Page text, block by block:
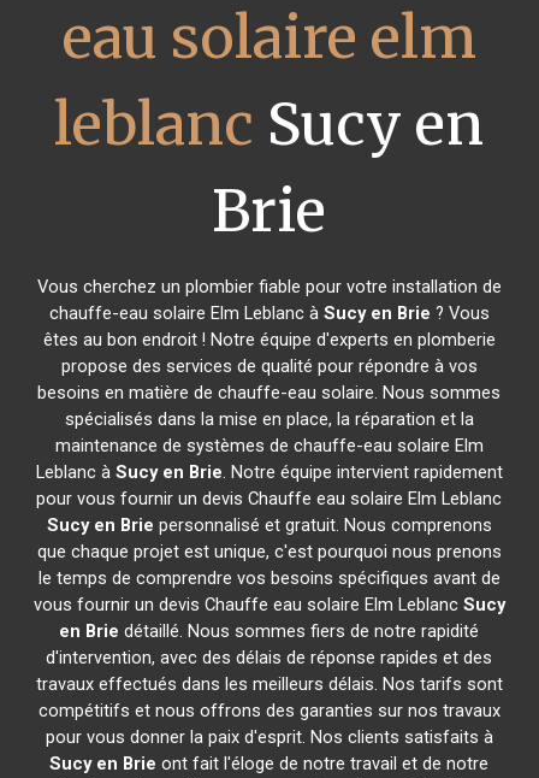
eau solaire elm
leblanc Sucy en
Brie
Vous cherchez un plombier fiable pour votre installation de
chauffe-eau solaire Elm Leblanc à Sucy en Brie ? Vous
êtes au bon endroit ! Notre équipe d'experts en plomberie
propose des services de qualité pour répondre à vos
besoins en matière de chauffe-eau solaire. Nous sommes
spécialisés dans la mise en place, la réparation et la
maintenance de systèmes de chauffe-eau solaire Elm
Leblanc à Sucy en Brie. Notre équipe intervient rapidement
pour vous fournir un devis Chauffe eau solaire Elm Leblanc
Sucy en Brie personnalisé et gratuit. Nous comprenons
que chaque projet est unique, c'est pourquoi nous prenons
le temps de comprendre vos besoins spécifiques avant de
vous fournir un devis Chauffe eau solaire Elm Leblanc Sucy
en Brie détaillé. Nous sommes fiers de notre rapidité
d'intervention, avec des délais de réponse rapides et des
travaux effectués dans les meilleurs délais. Nos tarifs sont
compétitifs et nous offrons des garanties sur nos travaux
pour vous donner la paix d'esprit. Nos clients satisfaits à
Sucy en Brie ont fait l'éloge de notre travail et de notre